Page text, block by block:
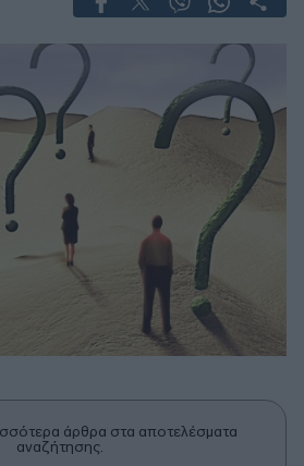
άρθρα στα αποτελέσματα
αναζήτησης.